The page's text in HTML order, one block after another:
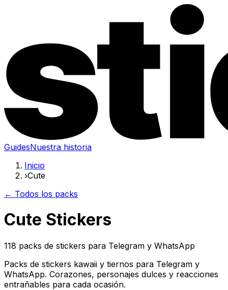
GuidesNuestra historia
Inicio
›Cute
← Todos los packs
Cute Stickers
118 packs de stickers para Telegram y WhatsApp
Packs de stickers kawaii y tiernos para Telegram y
WhatsApp. Corazones, personajes dulces y reacciones
entrañables para cada ocasión.